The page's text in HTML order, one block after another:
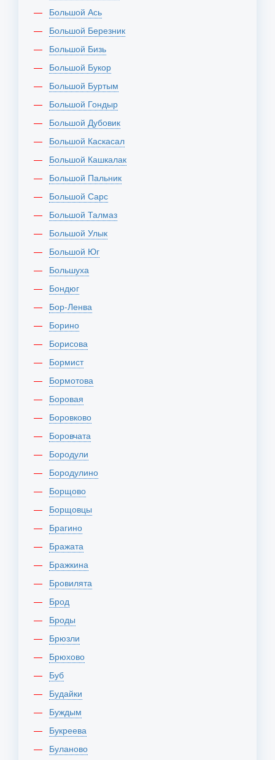
Большой Ась
Большой Березник
Большой Бизь
Большой Букор
Большой Буртым
Большой Гондыр
Большой Дубовик
Большой Каскасал
Большой Кашкалак
Большой Пальник
Большой Сарс
Большой Талмаз
Большой Улык
Большой Юг
Большуха
Бондюг
Бор-Ленва
Борино
Борисова
Бормист
Бормотова
Боровая
Боровково
Боровчата
Бородули
Бородулино
Борщово
Борщовцы
Брагино
Бражата
Бражкина
Бровилята
Брод
Броды
Брюзли
Брюхово
Буб
Будайки
Буждым
Букреева
Буланово